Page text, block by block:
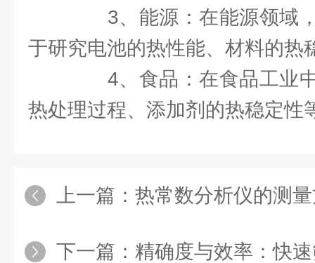
3、能源：在能源领域，
于研究电池的热性能、材料的热
4、食品：在食品工业中
热处理过程、添加剂的热稳定性
上一篇： 热常数分析仪的测
下一篇： 精确度与效率：快速筛